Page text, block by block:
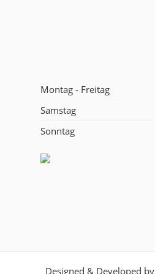
Montag - Freitag
Samstag
Sonntag
Designed & Developed by